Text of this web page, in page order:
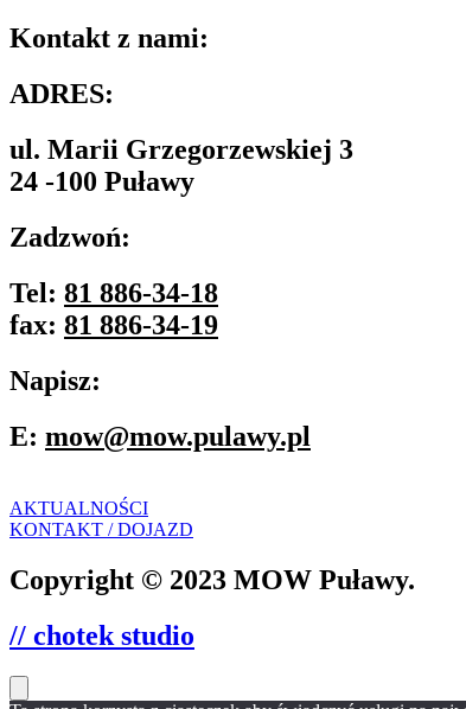
Kontakt z nami:
ADRES:
ul. Marii Grzegorzewskiej 3
24 -100 Puławy
Zadzwoń:
Tel: 81 886-34-18
fax: 81 886-34-19
Napisz:
E: mow@mow.pulawy.pl
AKTUALNOŚCI
KONTAKT / DOJAZD
Copyright © 2023 MOW Puławy.
// chotek studio